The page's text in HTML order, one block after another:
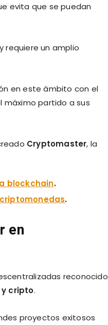
evita que se puedan
requiere un amplio
en este ámbito con el
máximo partido a sus
Cryptomaster, la
blockchain.
.
en
reconocido
cripto.
proyectos exitosos